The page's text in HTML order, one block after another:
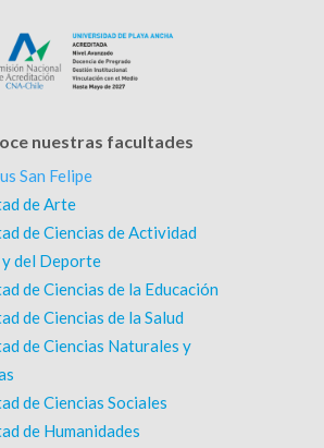
nuestras facultades
San Felipe
de Arte
de Ciencias de Actividad
y del Deporte
de Ciencias de la Educación
de Ciencias de la Salud
de Ciencias Naturales y
de Ciencias Sociales
de Humanidades